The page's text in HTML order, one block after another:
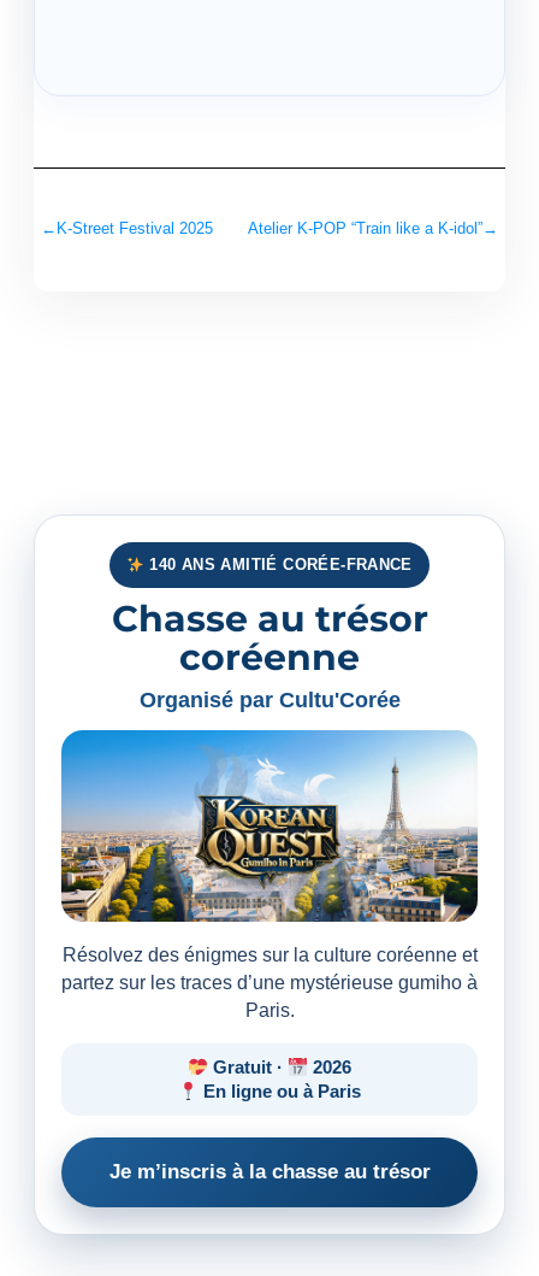
← K-Street Festival 2025 Atelier K-POP “Train like a K-idol”→
140 ANS AMITIÉ CORÉE-FRANCE
Chasse au trésor
coréenne
Organisé par Cultu'Corée
Résolvez des énigmes sur la culture coréenne et
partez sur les traces d’une mystérieuse gumiho à
Paris.
Gratuit ·
2026
En ligne ou à Paris
Je m’inscris à la chasse au trésor